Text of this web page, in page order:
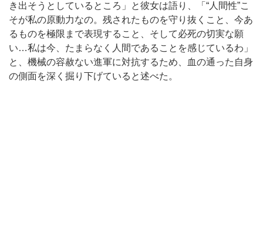
き出そうとしているところ」と彼女は語り、「“人間性”こ
そが私の原動力なの。残されたものを守り抜くこと、今あ
るものを極限まで表現すること、そして必死の切実な願
い…私は今、たまらなく人間であることを感じているわ」
と、機械の容赦ない進軍に対抗するため、血の通った自身
の側面を深く掘り下げていると述べた。